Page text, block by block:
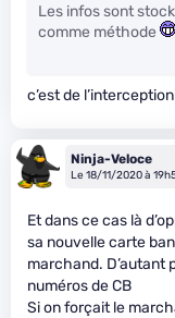
Les infos sont
comme méthode
c’est de
Ninja-Veloce
Le 18/11/2020 à
Et dans ce cas là
sa nouvelle carte
marchand. D’autant
numéros de CB
Si on forçait le